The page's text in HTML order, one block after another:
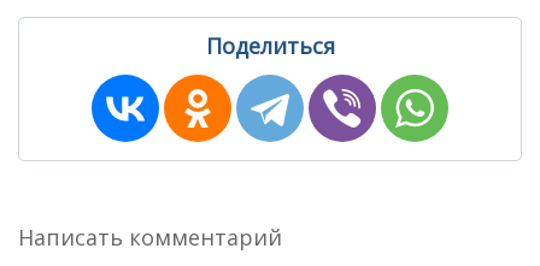
Поделиться
Написать комментарий